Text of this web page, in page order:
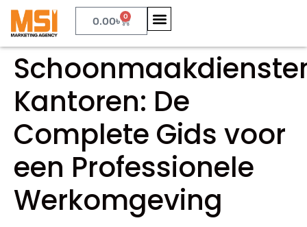
0.00৳ 0
Kantoren: De
Complete Gids voor
een Professionele
Werkomgeving